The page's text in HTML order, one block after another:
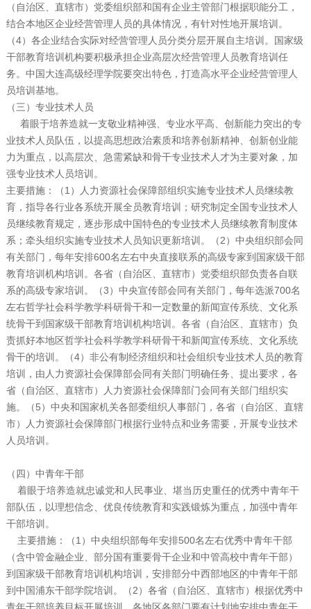
（自治区、直辖市）党委组织部和国有企业主管部门根据职能分工，
结合本地区企业经营管理人员的具体情况，有针对性地开展培训。
（4）各企业结合实际对经营管理人员分类分层开展自主培训。国家级
干部教育培训机构要积极承担企业高层次经营管理人员教育培训任
务。中国大连高级经理学院要突出特色，打造高水平企业经营管理人
员培训基地。
（三）专业技术人员
着眼于培养造就一支敬业精神强、专业水平高、创新能力突出的专
业技术人员队伍，以提高思想政治素质和培养创新精神、创新创业能
力为重点，以高层次、急需紧缺和骨干专业技术人才为主要对象，加
强专业技术人员培训。
主要措施：（1）人力资源社会保障部组织实施专业技术人员继续教
育，指导各行业各系统开展全员教育培训；研究制定全国专业技术人
员继续教育规定，逐步形成中国特色的专业技术人员继续教育制度体
系；牵头组织实施专业技术人员知识更新培训。（2）中央组织部会同
有关部门，每年安排600名左右中央直接联系的高级专家到国家级干部
教育培训机构培训。各省（自治区、直辖市）党委组织部负责各自联
系的高级专家培训。（3）中央宣传部会同有关部门，每年选派700名
左右哲学社会科学教学科研骨干和一定数量的新闻宣传系统、文化系
统骨干到国家级干部教育培训机构培训。各省（自治区、直辖市）负
责抓好本地区哲学社会科学教学科研骨干和新闻宣传系统、文化系统
骨干的培训。（4）非公有制经济组织和社会组织专业技术人员的教育
培训，由人力资源社会保障部会同有关部门明确任务、提出要求，各
省（自治区、直辖市）人力资源社会保障部门会同有关部门组织实
施。（5）中央和国家机关各部委组织人事部门，各省（自治区、直辖
市）人力资源社会保障部门根据行业特点和业务需要，开展专业技术
人员培训。
（四）中青年干部
着眼于培养造就忠诚党和人民事业、堪当历史重任的优秀中青年干
部队伍，以理想信念、优良传统教育和实践锻炼为重点，加强中青年
干部培训。
主要措施：（1）中央组织部每年安排500名左右优秀中青年干部
（含中管金融企业、部分国有重要骨干企业和中管高校中青年干部）
到国家级干部教育培训机构培训，安排部分中西部地区的中青年干部
到中国浦东干部学院培训。（2）各省（自治区、直辖市）根据优秀中
青年干部培养目标开展培训。各地区各部门要有计划地安排中青年干